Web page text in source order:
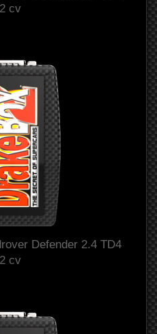
cv
Defender 2.4 TD4
cv